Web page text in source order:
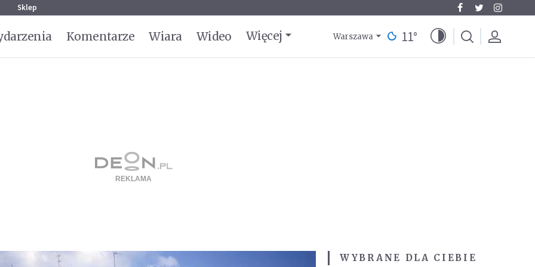
Sklep
Komentarze Wiara Wideo Więcej Warszawa 11°
WYBRANE DLA CIEBIE